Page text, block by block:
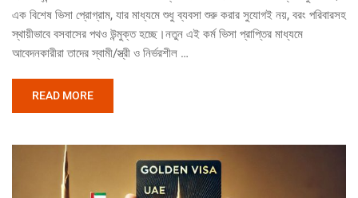
এক বিশেষ ভিসা প্রোগ্রাম, যার মাধ্যমে শুধু ব্যবসা শুরু করার সুযোগই নয়, বরং পরিবারসহ
স্থায়ীভাবে বসবাসের পথও উন্মুক্ত হচ্ছে।নতুন এই কর্ম ভিসা প্রাপ্তির মাধ্যমে
আবেদনকারীরা তাদের স্বামী/স্ত্রী ও নির্ভরশীল …
READ MORE